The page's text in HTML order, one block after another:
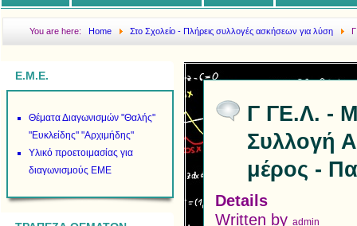
You are here:Home Στο Σχολείο - Πλήρεις συλλογές ασκήσεων για λύση
Ασκήσεων σε όλη την ύλη 2016 2017 Β μέρος - Παράγωγοι
Ε.Μ.Ε.
Θέματα Διαγωνισμών "Θαλής"
"Ευκλείδης" "Αρχιμήδης"
Υλικό προετοιμασίας για
διαγωνισμούς ΕΜΕ
Γ ΓΕ.Λ. -
Συλλογή
μέρος -
Details
Written byadmin